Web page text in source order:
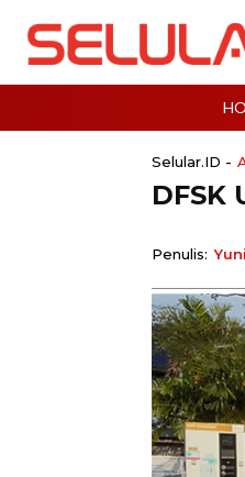
Selular.ID -
DFSK
Penulis: